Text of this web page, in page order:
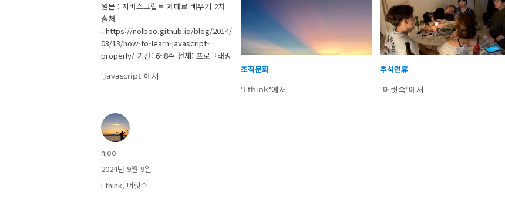
원문 : 자바스크립트 제대로 배우기 2차
출처
: https://nolboo.github.io/blog/2014/
03/13/how-to-learn-javascript-
properly/ 기간: 6~8주 전제: 프로그래밍
코스 개요는 여러분을 완전 초보자에
체계적이고 교육적인 로드맵을 준다. 여
러분은 자바스크립를 배우고 싶어한
다. 그것이 여러분이 여기 있는 이유이고
현명한 결정을 한 것이다. 현대적인 웹사
이트와 웹앱(인터넷 스타트업을…
"javascript"에서
조직문화
"I think"에서
추석연휴
"머릿속"에서
글
쓴
hjoo
작
성
2024년 9월 9일
카
I think, 머릿속